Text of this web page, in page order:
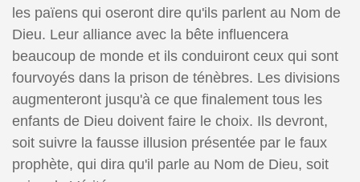
les païens qui oseront dire qu'ils parlent au Nom de
Dieu. Leur alliance avec la bête influencera
beaucoup de monde et ils conduiront ceux qui sont
fourvoyés dans la prison de ténèbres. Les divisions
augmenteront jusqu'à ce que finalement tous les
enfants de Dieu doivent faire le choix. Ils devront,
soit suivre la fausse illusion présentée par le faux
prophète, qui dira qu'il parle au Nom de Dieu, soit